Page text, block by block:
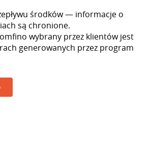
środków — informacje o
są chronione.
wybrany przez klientów jest
generowanych przez program